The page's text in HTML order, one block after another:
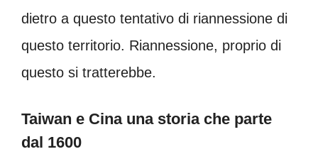
dietro a questo tentativo di riannessione di
questo territorio. Riannessione, proprio di
questo si tratterebbe.
Taiwan e Cina una storia che parte
dal 1600